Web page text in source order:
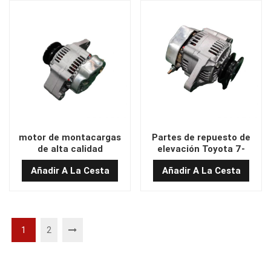
motor de montacargas
de alta calidad
Añadir A La Cesta
Partes de repuesto de
elevación Toyota 7-
8F/FDZN20-
30/2Z/1DZ/13Z/14Z
Alternator
Añadir A La Cesta
1 2